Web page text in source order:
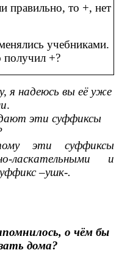
правильно, то +, нет
учебниками.
получил +?
я надеюсь вы её уже
.
эти суффиксы
эти суффиксы
ласкательными и
–ушк-.
о чём бы
дома?